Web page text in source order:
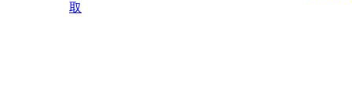
取